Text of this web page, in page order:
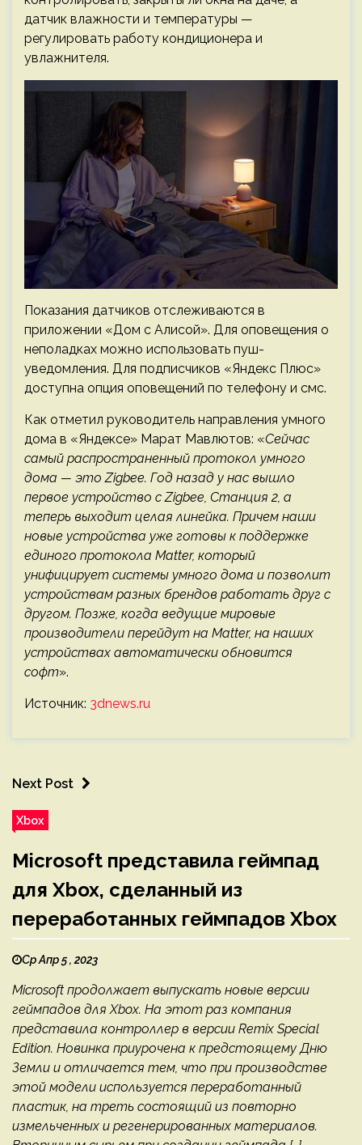
датчик влажности и температуры —
регулировать работу кондиционера и
увлажнителя.
Показания датчиков отслеживаются в
приложении «Дом с Алисой». Для оповещения о
неполадках можно использовать пуш-
уведомления. Для подписчиков «Яндекс Плюс»
доступна опция оповещений по телефону и смс.
Как отметил руководитель направления умного
дома в «Яндексе» Марат Мавлютов: «Сейчас
самый распространенный протокол умного
дома — это Zigbee. Год назад у нас вышло
первое устройство с Zigbee, Станция 2, а
теперь выходит целая линейка. Причем наши
новые устройства уже готовы к поддержке
единого протокола Matter, который
унифицирует системы умного дома и позволит
устройствам разных брендов работать друг с
другом. Позже, когда ведущие мировые
производители перейдут на Matter, на наших
устройствах автоматически обновится
софт».
Источник: 3dnews.ru
Next Post
Xbox
Microsoft представила геймпад
для Xbox, сделанный из
переработанных геймпадов Xbox
Ср Апр 5 , 2023
Microsoft продолжает выпускать новые версии
геймпадов для Xbox. На этот раз компания
представила контроллер в версии Remix Special
Edition. Новинка приурочена к предстоящему Дню
Земли и отличается тем, что при производстве
этой модели используется переработанный
пластик, на треть состоящий из повторно
измельченных и регенерированных материалов.